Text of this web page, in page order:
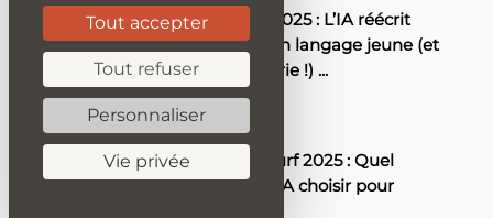
Friends version 2025 : L’IA réécrit
l’épisode pilote en langage jeune (et
c’est une dinguerie !) ...
21 MAI 2025
Cursor vs Windsurf 2025 : Quel
éditeur de code IA choisir pour
Tout accepter
Tout refuser
Personnaliser
Vie privée